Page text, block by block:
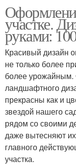
участке.
руками:
Красивый дизайн
не только более
более
ландшафтного
прекрасны как и
звездой нашего
рядом со своими
даже вытесняют
главного
участка.